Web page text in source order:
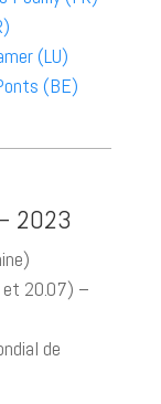
(LU)
(BE)
2023
20.07) –
de